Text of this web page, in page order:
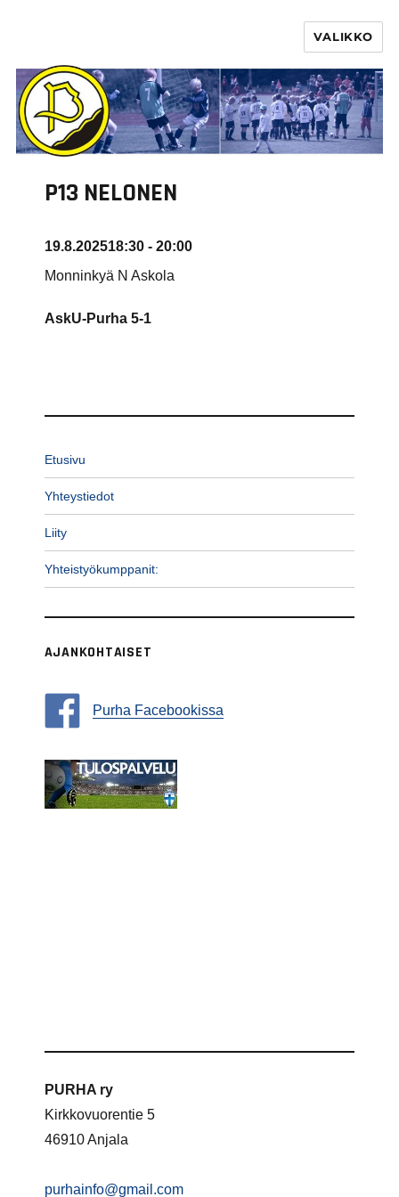
VALIKKO
P13 NELONEN
19.8.202518:30 - 20:00
Monninkyä N Askola
AskU-Purha 5-1
Etusivu
Yhteystiedot
Liity
Yhteistyökumppanit:
AJANKOHTAISET
Purha Facebookissa
PURHA ry
Kirkkovuorentie 5
46910 Anjala
purhainfo@gmail.com